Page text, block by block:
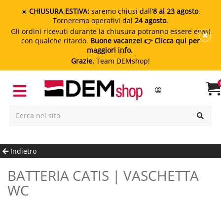
☀️ CHIUSURA ESTIVA: saremo chiusi dall’8 al 23 agosto.
Torneremo operativi dal 24 agosto.
Gli ordini ricevuti durante la chiusura potranno essere evasi
con qualche ritardo. Buone vacanze! 👉 Clicca qui per
maggiori info.
Grazie. Team DEMshop!
Indietro
BATTERIA CATIS | VASCHETTA
WC